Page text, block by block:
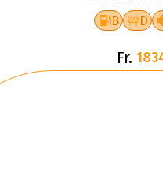
B D
Fr.